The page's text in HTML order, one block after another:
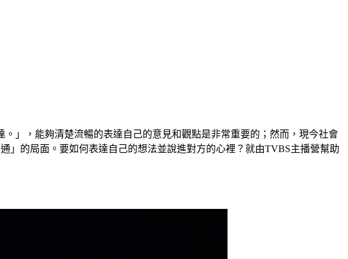
」，能夠清楚流暢的表達自己的意見和觀點是非常重要的；然而，現今社會
」的局面。要如何表達自己的想法並說進對方的心裡？就由TVBS主播營幫助